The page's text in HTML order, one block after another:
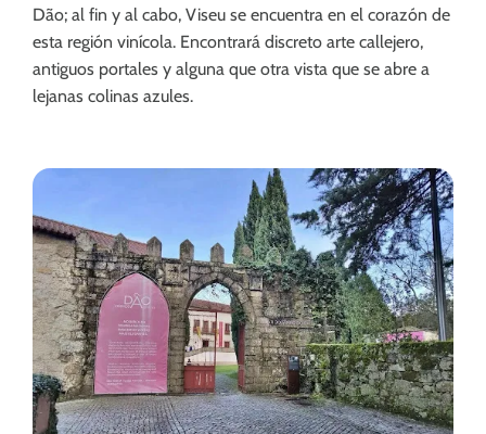
Dão; al fin y al cabo, Viseu se encuentra en el corazón de
esta región vinícola. Encontrará discreto arte callejero,
antiguos portales y alguna que otra vista que se abre a
lejanas colinas azules.